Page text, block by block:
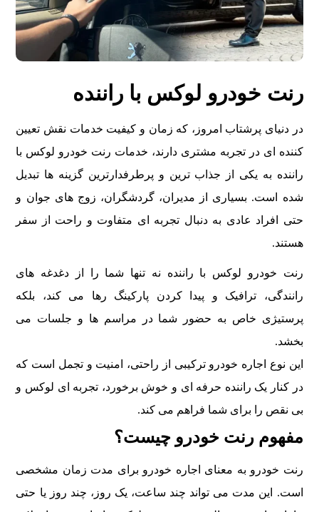
رنت خودرو لوکس با راننده
در دنیای پرشتاب امروز، که زمان و کیفیت خدمات نقش تعیین
کننده ای در تجربه مشتری دارند، خدمات رنت خودرو لوکس با
راننده به یکی از جذاب ترین و پرطرفدارترین گزینه ها تبدیل
شده است. بسیاری از مدیران، گردشگران، زوج های جوان و
حتی افراد عادی به دنبال تجربه ای متفاوت و راحت از سفر
هستند.
رنت خودرو لوکس با راننده نه تنها شما را از دغدغه های
رانندگی، ترافیک و پیدا کردن پارکینگ رها می کند، بلکه
پرستیژی خاص به حضور شما در مراسم ها و جلسات می
بخشد.
این نوع اجاره خودرو ترکیبی از راحتی، امنیت و تجمل است که
در کنار یک راننده حرفه ای و خوش برخورد، تجربه ای لوکس و
بی نقص را برای شما فراهم می کند.
مفهوم رنت خودرو چیست؟
رنت خودرو به معنای اجاره خودرو برای مدت زمان مشخصی
است. این مدت می تواند چند ساعت، یک روز، چند روز یا حتی